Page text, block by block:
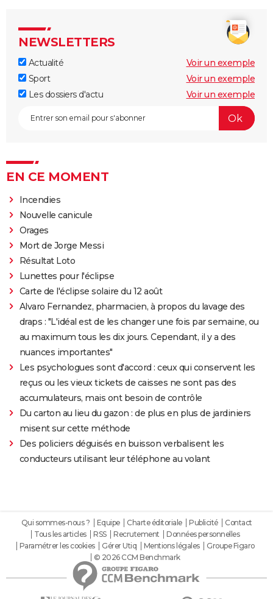
NEWSLETTERS
Actualité
Voir un exemple
Sport
Voir un exemple
Les dossiers d'actu
Voir un exemple
EN CE MOMENT
Incendies
Nouvelle canicule
Orages
Mort de Jorge Messi
Résultat Loto
Lunettes pour l'éclipse
Carte de l'éclipse solaire du 12 août
Alvaro Fernandez, pharmacien, à propos du lavage des
draps : "L'idéal est de les changer une fois par semaine, ou
au maximum tous les dix jours. Cependant, il y a des
nuances importantes"
Les psychologues sont d'accord : ceux qui conservent les
reçus ou les vieux tickets de caisses ne sont pas des
accumulateurs, mais ont besoin de contrôle
Du carton au lieu du gazon : de plus en plus de jardiniers
misent sur cette méthode
Des policiers déguisés en buisson verbalisent les
conducteurs utilisant leur téléphone au volant
Qui sommes-nous ? Equipe Charte éditoriale Publicité
Contact
Tous les articles
RSS Recrutement
Données personnelles
Paramétrer les cookies
Gérer Utiq Mentions légales
Groupe Figaro
© 2026 CCM Benchmark